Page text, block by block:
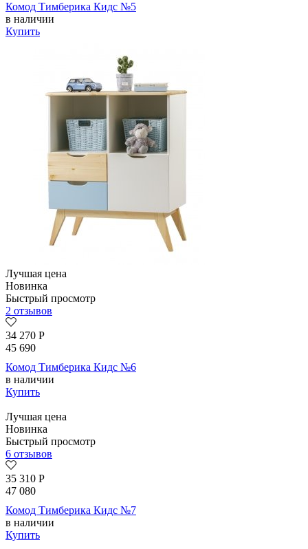
Комод Тимберика Кидс №5
в наличии
Купить
Лучшая цена
Новинка
Быстрый просмотр
2 отзывов
34 270 Р
45 690
Комод Тимберика Кидс №6
в наличии
Купить
Лучшая цена
Новинка
Быстрый просмотр
6 отзывов
35 310 Р
47 080
Комод Тимберика Кидс №7
в наличии
Купить